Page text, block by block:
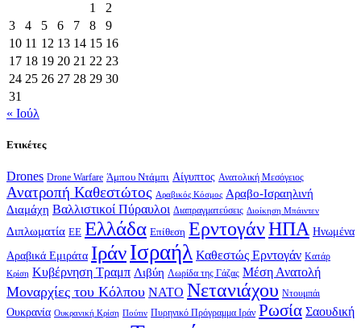
1
2
3
4 5 6 7 8
9
10 11 12 13 14 15 16
17 18 19 20 21 22 23
24 25 26 27 28 29 30
31
« Ιούλ
Ετικέτες
Drones Drone Warfare Άμπου Ντάμπι Αίγυπτος Ανατολική Μεσόγειος
Ανατροπή Καθεστώτος Αραβικός Κόσμος Αραβο-Ισραηλινή
Διαμάχη Βαλλιστικοί Πύραυλοι Διαπραγματεύσεις Διοίκηση Μπάιντεν
Διπλωματία ΕΕ Ελλάδα Επίθεση ΕρντογάνΗΠΑ Ηνωμένα
Αραβικά Εμιράτα ΙράνΙσραήλ Καθεστώς Ερντογάν Κατάρ
Κρίση Κυβέρνηση Τραμπ Λιβύη Λωρίδα της Γάζας Μέση Ανατολή
Μοναρχίες του Κόλπου ΝΑΤΟ Νετανιάχου Ντουμπάι
Ουκρανία Ουκρανική Κρίση Πούτιν Πυρηνικό Πρόγραμμα Ιράν Ρωσία Σαουδική